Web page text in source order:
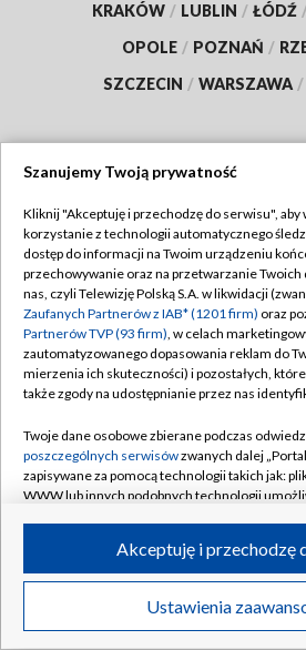
KRAKÓW / LUBLIN / ŁÓDŹ
OPOLE / POZNAŃ /
SZCZECIN / WARSZAWA /
TVP
Abonament TVP
Emisja w TVP
Centrum informacji TVP
Naziemna Telewizja Cyfrowa
Rada Programowa
System NOS
Informacje o nadawcy
Program dla prasy
Ogłoszenie przetargowe
Regulamin
Polityka
Moje zgody
Pomoc
Kontakt
Kanały
©2026 Telewizja Polska
Szanujemy Twoją prywatność
Kliknij "Akceptuję i przechodzę do serwisu", aby
korzystanie z technologii automatycznego
dostęp do informacji na Twoim urządzeniu
przechowywanie oraz na przetwarzanie Twoich
nas, czyli Telewizję Polską S.A. w likwidacji
Zaufanych Partnerów z IAB* (1201 firm) oraz
Partnerów TVP (93 firm), w celach
zautomatyzowanego dopasowania reklam do
mierzenia ich skuteczności) i pozostałych,
także zgody na udostępnianie przez nas
Twoje dane osobowe zbierane podczas
poszczególnych serwisówzwanych dalej
zapisywane za pomocą technologii takich jak:
WWW lub innych podobnych technologii
ruchu w Internecie.
Twoje dane osobowe zbierane podczas
poszczególnych serwisówna Portalu, takie jak
Ustawienia
Akceptuję i przechodzę